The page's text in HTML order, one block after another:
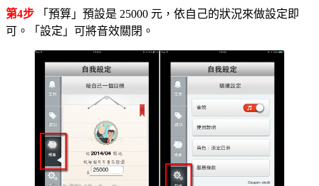
第4步 「預算」預設是 25000 元，依自己的狀況來做設定即
可。「設定」可將音效關閉。